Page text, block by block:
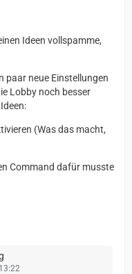
Ideen vollspamme,
paar neue Einstellungen
Lobby noch besser
(Was das macht,
Command dafür musste